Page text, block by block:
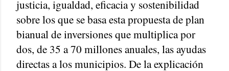
justicia, igualdad, eficacia y sostenibilidad
sobre los que se basa esta propuesta de plan
bianual de inversiones que multiplica por
dos, de 35 a 70 millones anuales, las ayudas
directas a los municipios. De la explicación